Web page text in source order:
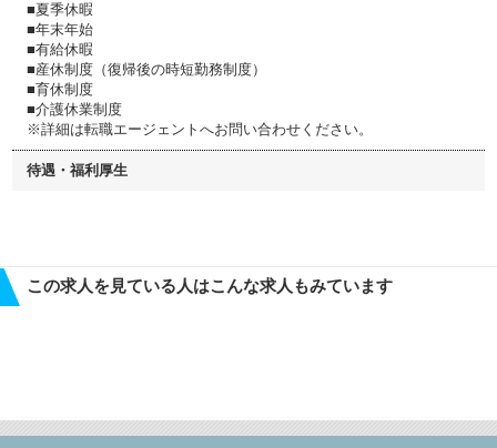
■夏季休暇
■年末年始
■有給休暇
■産休制度（復帰後の時短勤務制度）
■育休制度
■介護休業制度
※詳細は転職エージェントへお問い合わせください。
待遇・福利厚生
この求人を見ている人はこんな求人もみています